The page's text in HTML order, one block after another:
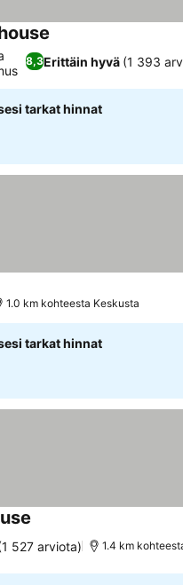
8,3Erittäin hyvä (1 393
tarkat hinnat
1.0 km kohteesta Keskusta
tarkat hinnat
527 arviota) 1.4 km